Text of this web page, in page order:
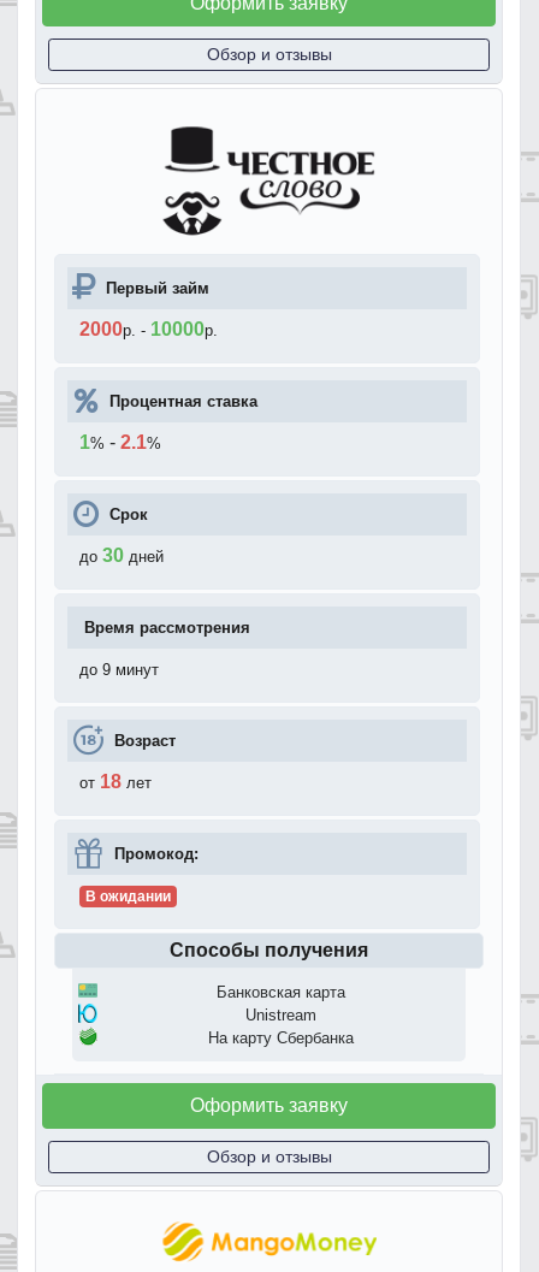
Обзор и отзывы
Первый займ
2000р. - 10000р.
Процентная ставка
1% - 2.1%
Срок
до 30 дней
Время рассмотрения
до 9 минут
Возраст
от 18 лет
Промокод:
В ожидании
Способы получения
Банковская карта
Unistream
На карту Сбербанка
Оформить заявку
Обзор и отзывы